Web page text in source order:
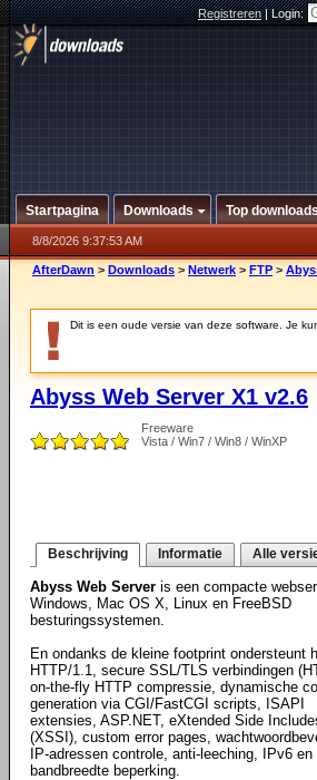
Registreren|Login:
Startpagina Downloads Top
8/8/2026 9:37:53 AM
AfterDawn > Downloads > Netwerk > FTP >
Dit is een oude versie van deze software. Je
Abyss Web Server X1 v2.6
Freeware
Vista / Win7 / Win8 / WinXP
Beschrijving Informatie Alle
Abyss Web Server is een compacte
Windows, Mac OS X, Linux en FreeBSD
besturingssystemen.
En ondanks de kleine footprint ondersteunt
HTTP/1.1, secure SSL/TLS verbindingen
on-the-fly HTTP compressie, dynamische
generation via CGI/FastCGI scripts, ISAPI
extensies, ASP.NET, eXtended Side
(XSSI), custom error pages,
IP-adressen controle, anti-leeching, IPv6 en
bandbreedte beperking.